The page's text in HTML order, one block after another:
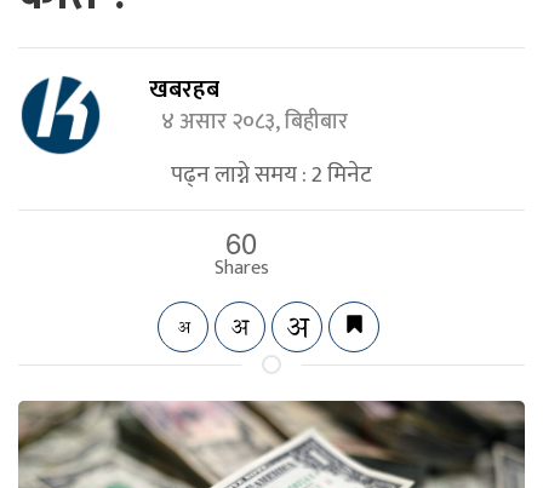
खबरहब
४ असार २०८३, बिहीबार
पढ्न लाग्ने समय :2मिनेट
60
Shares